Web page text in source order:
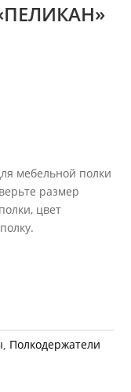
мебельной полки
размер
цвет
, Полкодержатели